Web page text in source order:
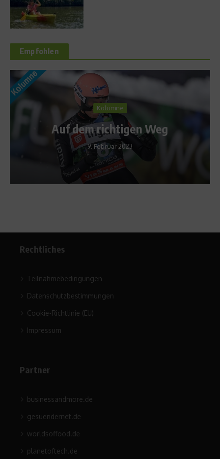
Empfohlen
Kolumne
Auf dem richtigen Weg
9. Februar 2023
Rechtliches
Teilnahmebedingungen
Datenschutzbestimmungen
Cookie-Richtlinie (EU)
Impressum
Partner
businessandmore.de
gesuendernet.de
worldsoffood.de
planetoftech.de